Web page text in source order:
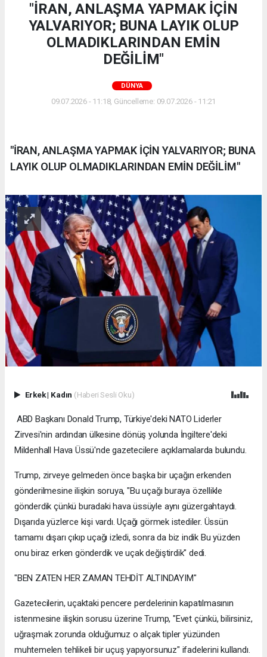
"İRAN, ANLAŞMA YAPMAK İÇİN
YALVARIYOR; BUNA LAYIK OLUP
OLMADIKLARINDAN EMİN
DEĞİLİM"
DÜNYA
09.07.2026 - 11:18, Güncelleme: 09.07.2026 - 11:21
"İRAN, ANLAŞMA YAPMAK İÇİN YALVARIYOR; BUNA
LAYIK OLUP OLMADIKLARINDAN EMİN DEĞİLİM"
Erkek| Kadın (Haberi Sesli Oku)
ABD Başkanı Donald Trump, Türkiye'deki NATO Liderler
Zirvesi'nin ardından ülkesine dönüş yolunda İngiltere'deki
Mildenhall Hava Üssü'nde gazetecilere açıklamalarda bulundu.
Trump, zirveye gelmeden önce başka bir uçağın erkenden
gönderilmesine ilişkin soruya, "Bu uçağı buraya özellikle
gönderdik çünkü buradaki hava üssüyle aynı güzergahtaydı.
Dışarıda yüzlerce kişi vardı. Uçağı görmek istediler. Üssün
tamamı dışarı çıkıp uçağı izledi, sonra da biz indik Bu yüzden
onu biraz erken gönderdik ve uçak değiştirdik" dedi.
"BEN ZATEN HER ZAMAN TEHDİT ALTINDAYIM"
Gazetecilerin, uçaktaki pencere perdelerinin kapatılmasının
istenmesine ilişkin sorusu üzerine Trump, "Evet çünkü, bilirsiniz,
uğraşmak zorunda olduğumuz o alçak tipler yüzünden
muhtemelen tehlikeli bir uçuş yapıyorsunuz" ifadelerini kullandı.